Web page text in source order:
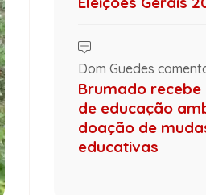
Dom Guedes
Brumado
de educação
doação de
educativas